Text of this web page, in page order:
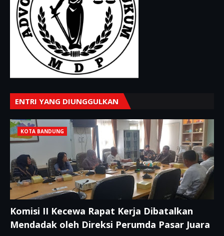
ENTRI YANG DIUNGGULKAN
KOTA BANDUNG
Komisi II Kecewa Rapat Kerja Dibatalkan
Mendadak oleh Direksi Perumda Pasar Juara